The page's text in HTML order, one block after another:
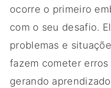
ocorre o primeiro
com o seu desafio.
problemas e
fazem cometer
gerando